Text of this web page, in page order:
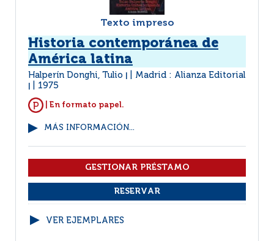
Texto impreso
Historia contemporánea de
América latina
Halperín Donghi, Tulio Madrid : Alianza Editorial
1975
| En formato papel.
MÁS INFORMACIÓN...
VER EJEMPLARES